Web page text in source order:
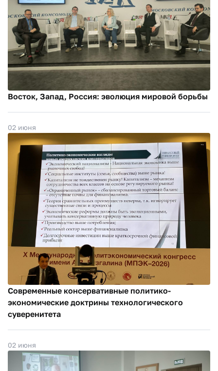
Восток, Запад, Россия: эволюция мировой борьбы
02 июня
Современные консервативные политико-
экономические доктрины технологического
суверенитета
02 июня